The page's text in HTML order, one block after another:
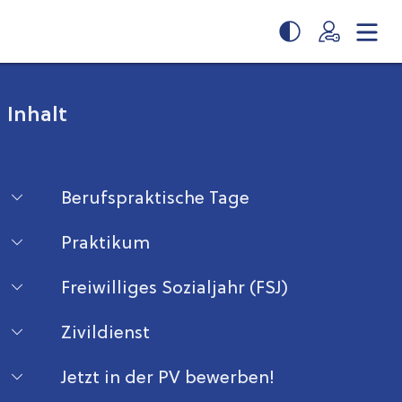
Inhalt
Berufspraktische Tage
Praktikum
Freiwilliges Sozialjahr (FSJ)
Zivildienst
Jetzt in der PV bewerben!